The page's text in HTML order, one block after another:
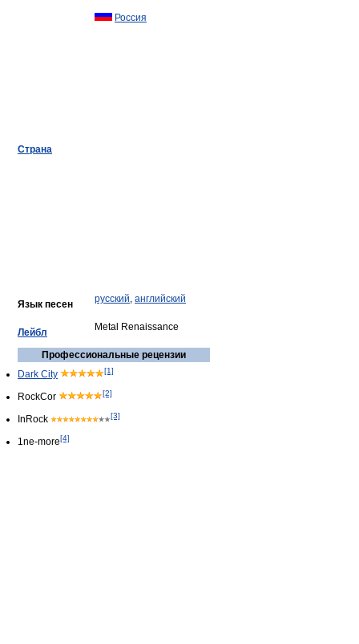
Страна
Россия
Язык песен русский, английский
Лейбл Metal Renaissance
Профессиональные рецензии
Dark City
[1]
RockCor [2]
InRock [3]
1ne-more[4]